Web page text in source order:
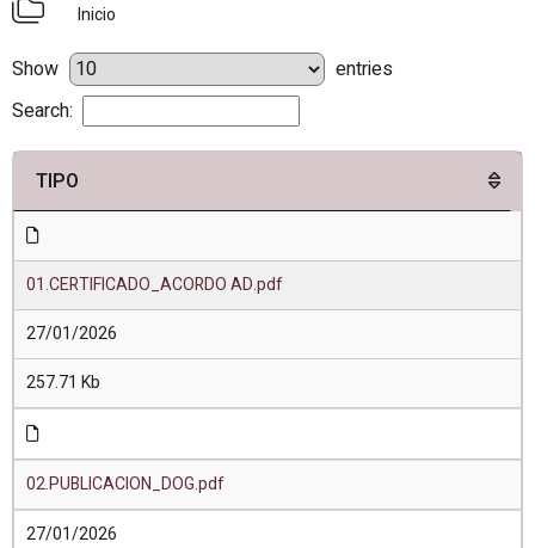
Inicio
Show
entries
Search:
TIPO
01.CERTIFICADO_ACORDO AD.pdf
27/01/2026
257.71 Kb
02.PUBLICACION_DOG.pdf
27/01/2026